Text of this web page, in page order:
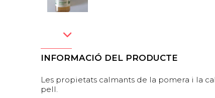
INFORMACIÓ DEL PRODUCTE
Les propietats calmants de la pomera i la
pell.